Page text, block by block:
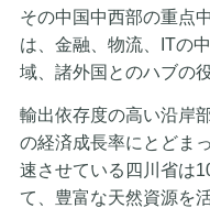
その中国中西部の重点
は、金融、物流、ITの
域、諸外国とのハブの
輸出依存度の高い沿岸
の経済成長率にとどま
速させている四川省は
て、豊富な天然資源を